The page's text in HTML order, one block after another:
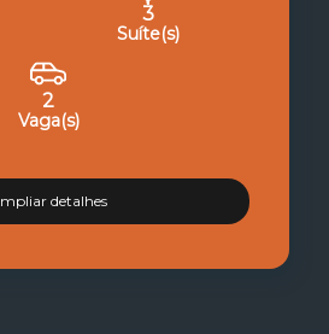
3
Suíte(s)
2
Vaga(s)
detalhes